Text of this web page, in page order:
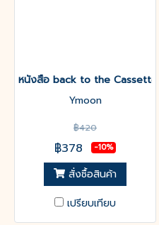
หนังสือ back to the Cassette
Ymoon
฿420
฿378 -10%
สั่งซื้อสินค้า
เปรียบเทียบ